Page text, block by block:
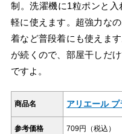
制。洗濯機に1粒ポンと
軽に使えます。超強力な
着など普段着にも使えま
が続くので、部屋干しだ
ですよ。
商品名 アリエール
参考価格 709円（税込）